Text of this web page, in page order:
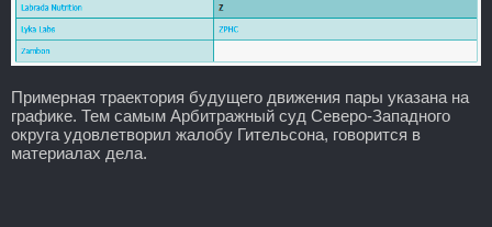
Примерная траектория будущего движения пары указана на
графике. Тем самым Арбитражный суд Северо-Западного
округа удовлетворил жалобу Гительсона, говорится в
материалах дела.